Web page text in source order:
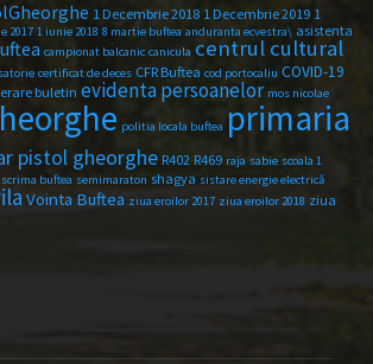
1 Decembrie 2018 1 Decembrie 2019 1
2017 1 iunie 2018 8 martie buftea anduranta ecvestra\ asistenta
campionat balcanic canicula centrul cultural
certificat de deces CFR Buftea cod portocaliu COVID-19
buletin evidenta persoanelor mos nicolae
politia locala buftea primaria
pistol gheorghe R402 R469 raja sabie scoala 1
scrima buftea semimaraton shagya sistare energie electrică
Vointa Buftea ziua eroilor 2017 ziua eroilor 2018 ziua